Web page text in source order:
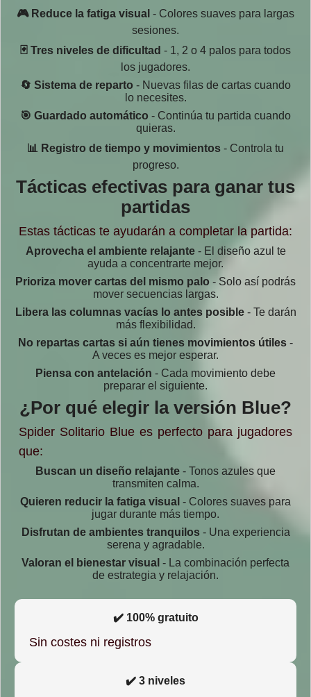
🎮 Reduce la fatiga visual - Colores suaves para largas
sesiones.
🃏 Tres niveles de dificultad - 1, 2 o 4 palos para todos
los jugadores.
🔄 Sistema de reparto - Nuevas filas de cartas cuando
lo necesites.
🎯 Guardado automático - Continúa tu partida cuando
quieras.
📊 Registro de tiempo y movimientos - Controla tu
progreso.
Tácticas efectivas para ganar tus
partidas
Estas tácticas te ayudarán a completar la partida:
Aprovecha el ambiente relajante- El diseño azul te
ayuda a concentrarte mejor.
Prioriza mover cartas del mismo palo - Solo así podrás
mover secuencias largas.
Libera las columnas vacías lo antes posible- Te darán
más flexibilidad.
No repartas cartas si aún tienes movimientos útiles -
A veces es mejor esperar.
Piensa con antelación - Cada movimiento debe
preparar el siguiente.
¿Por qué elegir la versión Blue?
Spider Solitario Blue es perfecto para jugadores
que:
Buscan un diseño relajante - Tonos azules que
transmiten calma.
Quieren reducir la fatiga visual - Colores suaves para
jugar durante más tiempo.
Disfrutan de ambientes tranquilos- Una experiencia
serena y agradable.
Valoran el bienestar visual - La combinación perfecta
de estrategia y relajación.
✔️ 100% gratuito
Sin costes ni registros
✔️ 3 niveles